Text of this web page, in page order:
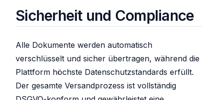
Sicherheit und Compliance
Alle Dokumente werden automatisch
verschlüsselt und sicher übertragen, während die
Plattform höchste Datenschutzstandards erfüllt.
Der gesamte Versandprozess ist vollständig